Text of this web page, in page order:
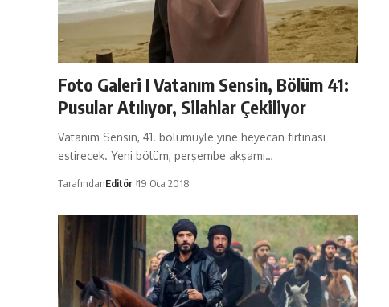
Foto Galeri I Vatanım Sensin, Bölüm 41:
Pusular Atılıyor, Silahlar Çekiliyor
Vatanım Sensin, 41. bölümüyle yine heyecan fırtınası
estirecek. Yeni bölüm, perşembe akşamı…
TarafındanEditör 19 Oca 2018